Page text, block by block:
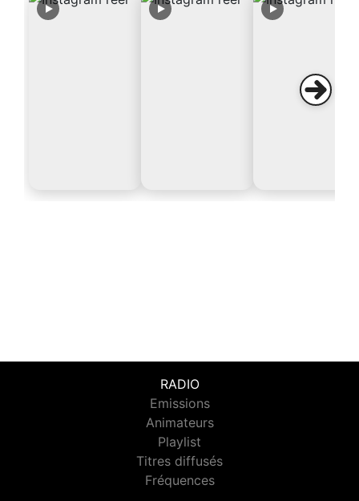
RADIO
Emissions
Animateurs
Playlist
Titres diffusés
Fréquences